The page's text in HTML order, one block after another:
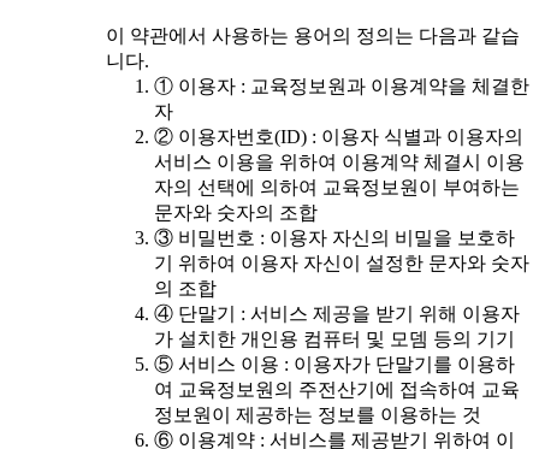
이 약관에서 사용하는 용어의 정의는 다음과 같습
니다.
① 이용자 : 교육정보원과 이용계약을 체결한
자
② 이용자번호(ID) : 이용자 식별과 이용자의
서비스 이용을 위하여 이용계약 체결시 이용
자의 선택에 의하여 교육정보원이 부여하는
문자와 숫자의 조합
③ 비밀번호 : 이용자 자신의 비밀을 보호하
기 위하여 이용자 자신이 설정한 문자와 숫자
의 조합
④ 단말기 : 서비스 제공을 받기 위해 이용자
가 설치한 개인용 컴퓨터 및 모뎀 등의 기기
⑤ 서비스 이용 : 이용자가 단말기를 이용하
여 교육정보원의 주전산기에 접속하여 교육
정보원이 제공하는 정보를 이용하는 것
⑥ 이용계약 : 서비스를 제공받기 위하여 이